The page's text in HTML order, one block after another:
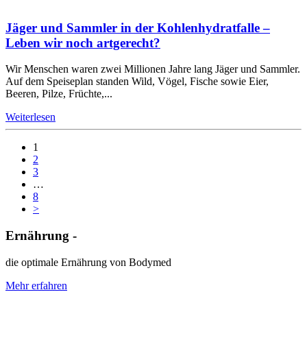
Jäger und Sammler in der Kohlenhydratfalle –
Leben wir noch artgerecht?
Wir Menschen waren zwei Millionen Jahre lang Jäger und Sammler.
Auf dem Speiseplan standen Wild, Vögel, Fische sowie Eier,
Beeren, Pilze, Früchte,...
Weiterlesen
1
2
3
…
8
>
Ernährung -
die optimale Ernährung von Bodymed
Mehr erfahren